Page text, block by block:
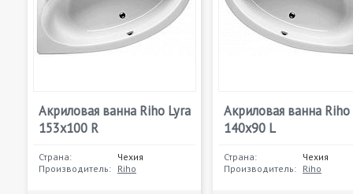
Акриловая ванна Riho Lyra
153х100 R
Страна:
Чехия
Производитель: Riho
Акриловая ванна Riho
140х90 L
Страна:
Чехия
Производитель: Riho